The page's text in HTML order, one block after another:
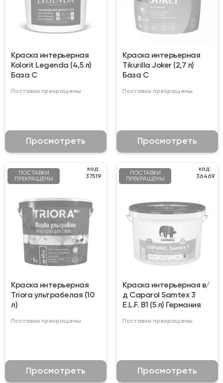
Краска интерьерная
Kolorit Legenda (4,5 л)
База C
Поставки прекращены
Просмотреть
Краска интерьерная
Tikurilla Joker (2,7 л)
База C
Поставки прекращены
Просмотреть
ПОСТАВКИ
ПРЕКРАЩЕНЫ
код:
37519
Краска интерьерная
Triora ультрабелая (10
л)
Поставки прекращены
Просмотреть
ПОСТАВКИ
ПРЕКРАЩЕНЫ
код:
36469
Краска интерьерная в/
д Caparol Samtex 3
E.L.F. B1 (5 л) Германия
Поставки прекращены
Просмотреть